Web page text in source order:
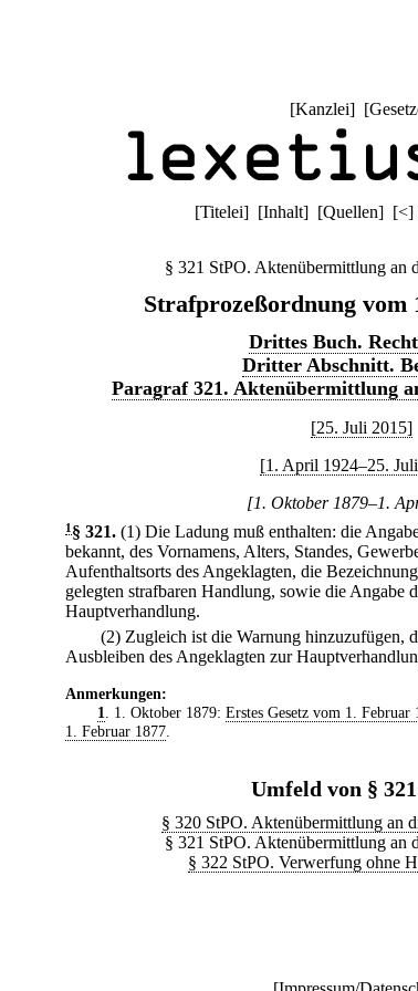
[Kanzlei] [
[Titelei] [Inhalt] [Quellen] [<]
§ 321 StPO. Aktenübermittlung an
Strafprozeßordnung vom
Drittes Buch.
Dritter Abschnitt.
Paragraf 321. Aktenübermittlung
[25. Juli 2015]
[1. April 1924–25.
[1. Oktober 1879–1.
1 § 321. (1) Die Ladung muß enthalten: die
bekannt, des Vornamens, Alters, Standes,
Aufenthaltsorts des Angeklagten, die
gelegten strafbaren Handlung, sowie die Angabe
Hauptverhandlung.
(2) Zugleich ist die Warnung hinzuzufügen,
Ausbleiben des Angeklagten zur
Anmerkungen:
1. 1. Oktober 1879: Erstes Gesetz vom 1. Februar
1. Februar 1877.
Umfeld von §
§ 320 StPO. Aktenübermittlung an
§ 321 StPO. Aktenübermittlung an
§ 322 StPO. Verwerfung ohne